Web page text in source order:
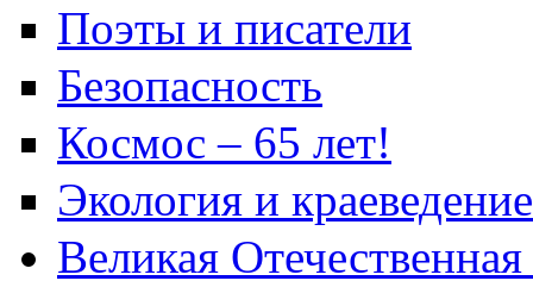
Поэты и писатели
Безопасность
Космос – 65 лет!
Экология и краеведение
Великая